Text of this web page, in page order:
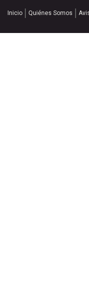
Inicio Quiénes Somos